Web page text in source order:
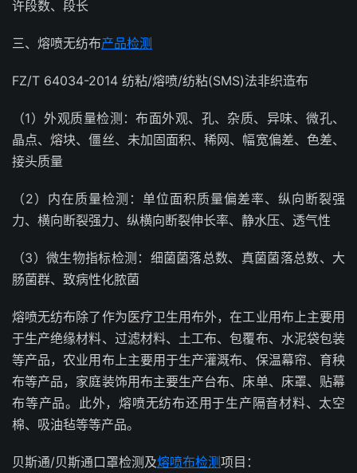
许段数、段长
三、熔喷无纺布产品检测
FZ/T 64034-2014 纺粘/熔喷/纺粘(SMS)法非织造布
（1）外观质量检测：布面外观、孔、杂质、异味、微孔、
晶点、熔块、僵丝、未加固面积、稀网、幅宽偏差、色差、
接头质量
（2）内在质量检测：单位面积质量偏差率、纵向断裂强
力、横向断裂强力、纵横向断裂伸长率、静水压、透气性
（3）微生物指标检测：细菌菌落总数、真菌菌落总数、大
肠菌群、致病性化脓菌
熔喷无纺布除了作为医疗卫生用布外，在工业用布上主要用
于生产绝缘材料、过滤材料、土工布、包覆布、水泥袋包装
等产品，农业用布上主要用于生产灌溉布、保温幕帘、育秧
布等产品，家庭装饰用布主要生产台布、床单、床罩、贴幕
布等产品。此外，熔喷无纺布还用于生产隔音材料、太空
棉、吸油毡等等产品。
贝斯通/贝斯通口罩检测及熔喷布检测项目：